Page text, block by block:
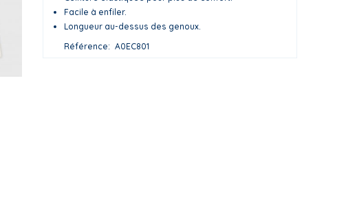
Facile à enfiler.
Longueur au-dessus des genoux.
Référence
A0EC801